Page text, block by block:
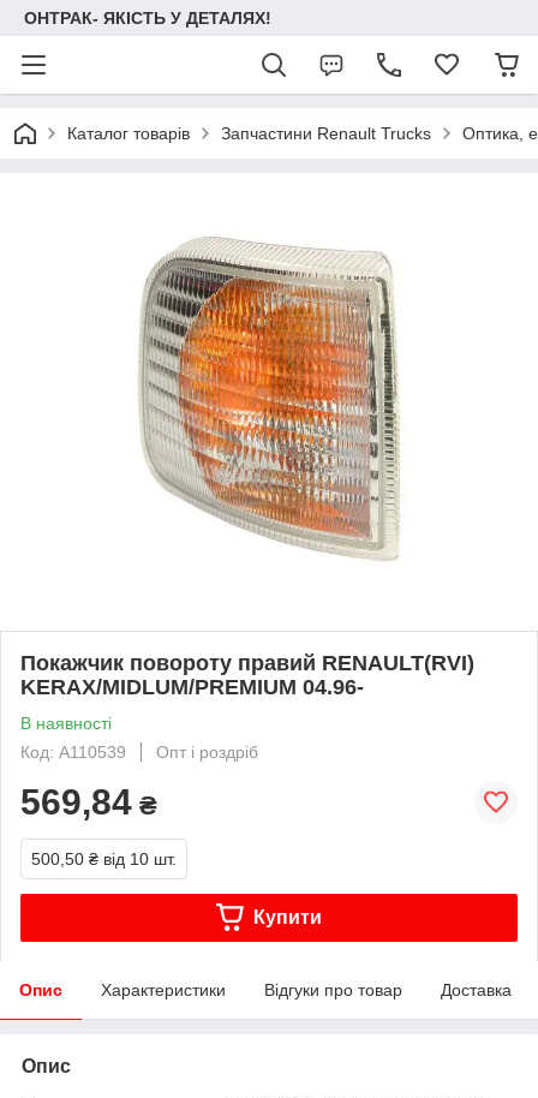
ОНТРАК- ЯКІСТЬ У ДЕТАЛЯХ!
Каталог товарів Запчастини Renault Trucks Оптика,
Покажчик повороту правий RENAULT(RVI)
KERAX/MIDLUM/PREMIUM 04.96-
В наявності
Код: A110539
Опт і роздріб
569,84 ₴
500,50 ₴ від 10 шт.
Купити
Опис Характеристики Відгуки про товар Доставка
Опис